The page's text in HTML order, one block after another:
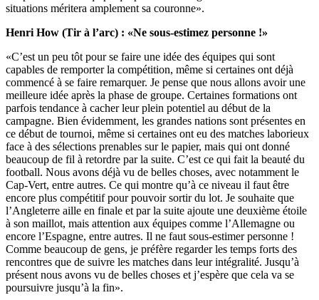
situations méritera amplement sa couronne».
Henri How (Tir à l’arc) : «Ne sous-estimez personne !»
«C’est un peu tôt pour se faire une idée des équipes qui sont
capables de remporter la compétition, même si certaines ont déjà
commencé à se faire remarquer. Je pense que nous allons avoir une
meilleure idée après la phase de groupe. Certaines formations ont
parfois tendance à cacher leur plein potentiel au début de la
campagne. Bien évidemment, les grandes nations sont présentes en
ce début de tournoi, même si certaines ont eu des matches laborieux
face à des sélections prenables sur le papier, mais qui ont donné
beaucoup de fil à retordre par la suite. C’est ce qui fait la beauté du
football. Nous avons déjà vu de belles choses, avec notamment le
Cap-Vert, entre autres. Ce qui montre qu’à ce niveau il faut être
encore plus compétitif pour pouvoir sortir du lot. Je souhaite que
l’Angleterre aille en finale et par la suite ajoute une deuxième étoile
à son maillot, mais attention aux équipes comme l’Allemagne ou
encore l’Espagne, entre autres. Il ne faut sous-estimer personne !
Comme beaucoup de gens, je préfère regarder les temps forts des
rencontres que de suivre les matches dans leur intégralité. Jusqu’à
présent nous avons vu de belles choses et j’espère que cela va se
poursuivre jusqu’à la fin».